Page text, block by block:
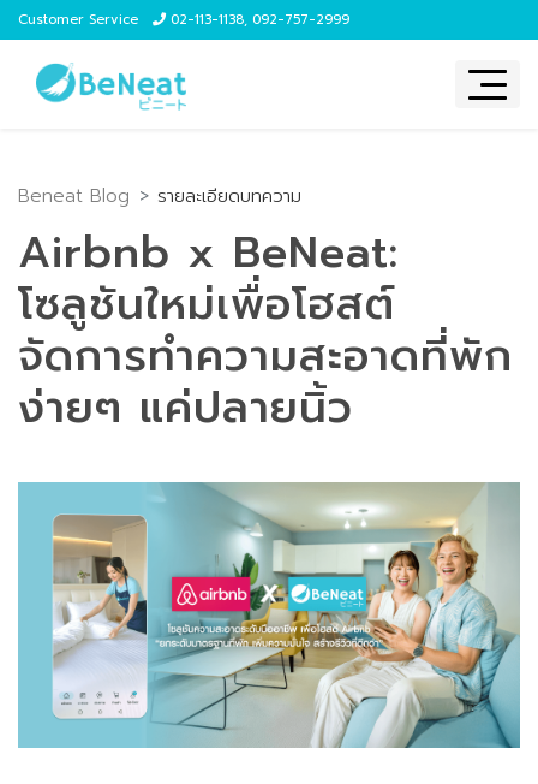
Customer Service 02-113-1138, 092-757-2999
Beneat Blog รายละเอียดบทความ
Airbnb x BeNeat:
โซลูชันใหม่เพื่อโฮสต์
จัดการทำความสะอาดที่พัก
ง่ายๆ แค่ปลายนิ้ว